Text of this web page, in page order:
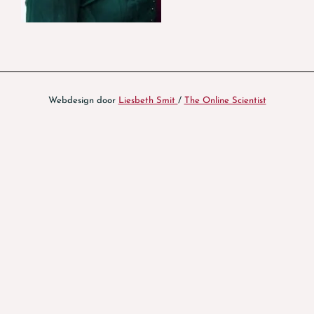
Webdesign door Liesbeth Smit / The Online Scientist